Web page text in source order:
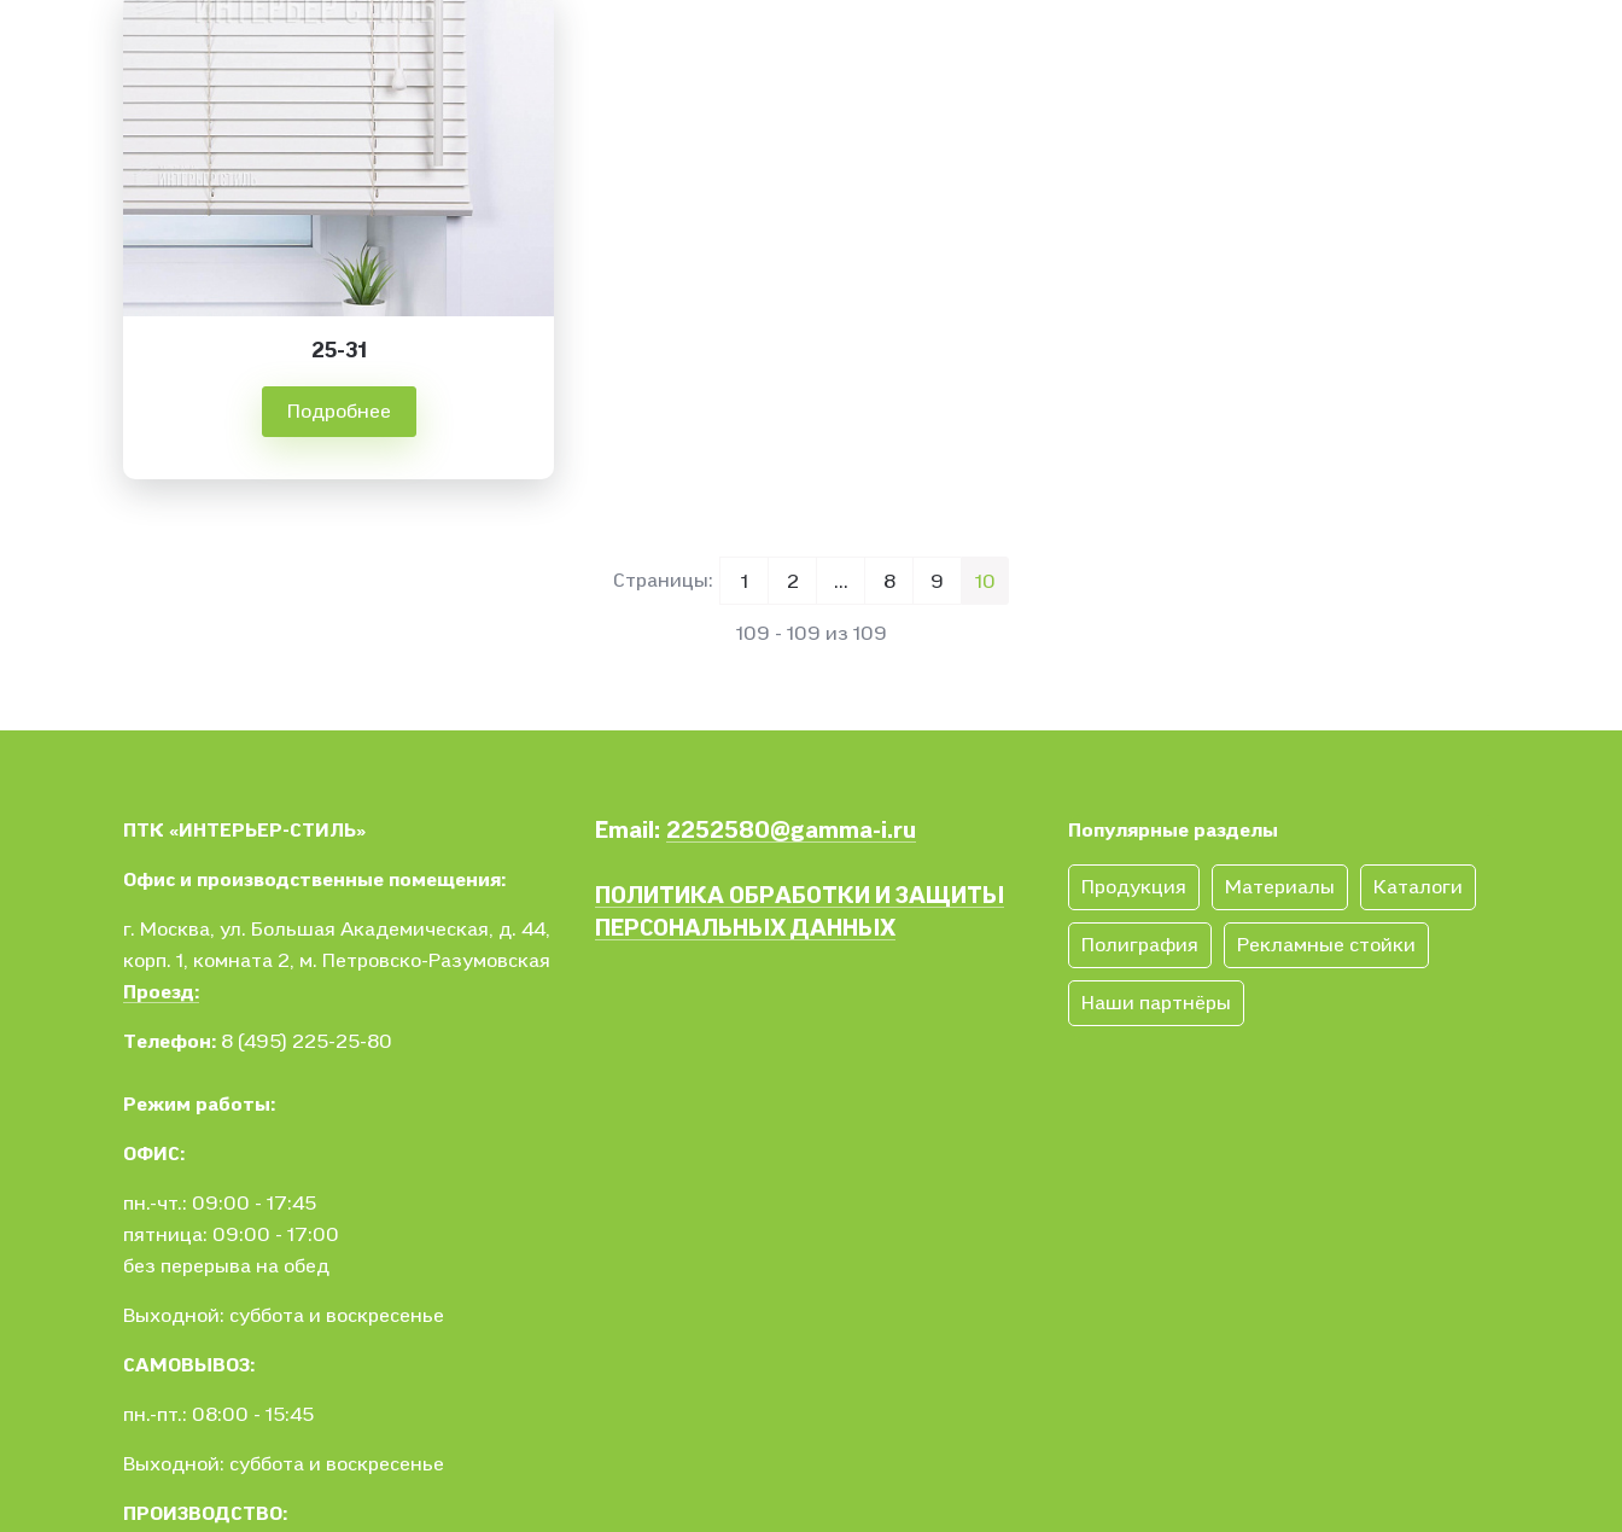
25-31
Подробнее
Страницы: 1 2 ... 8 9 10
109 - 109 из 109
ПТК «ИНТЕРЬЕР-СТИЛЬ»
Офис и производственные помещения:
г. Москва, ул. Большая Академическая, д. 44,
корп. 1, комната 2, м. Петровско-Разумовская
Проезд:
Телефон: 8 (495) 225-25-80
Режим работы:
ОФИС:
пн.-чт.: 09:00 - 17:45
пятница: 09:00 - 17:00
без перерыва на обед
Выходной: суббота и воскресенье
САМОВЫВОЗ:
пн.-пт.: 08:00 - 15:45
Выходной: суббота и воскресенье
ПРОИЗВОДСТВО:
Email: 2252580@gamma-i.ru
ПОЛИТИКА ОБРАБОТКИ И ЗАЩИТЫ
ПЕРСОНАЛЬНЫХ ДАННЫХ
Популярные разделы
Продукция Материалы Каталоги
Полиграфия Рекламные стойки
Наши партнёры